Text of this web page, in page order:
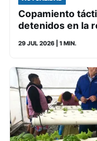
Copamiento
detenidos en la
29 JUL 2026 | 1 MIN.